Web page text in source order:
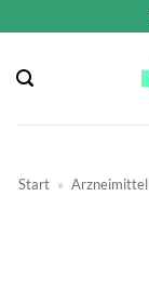
springen
Start » Arzneimittel